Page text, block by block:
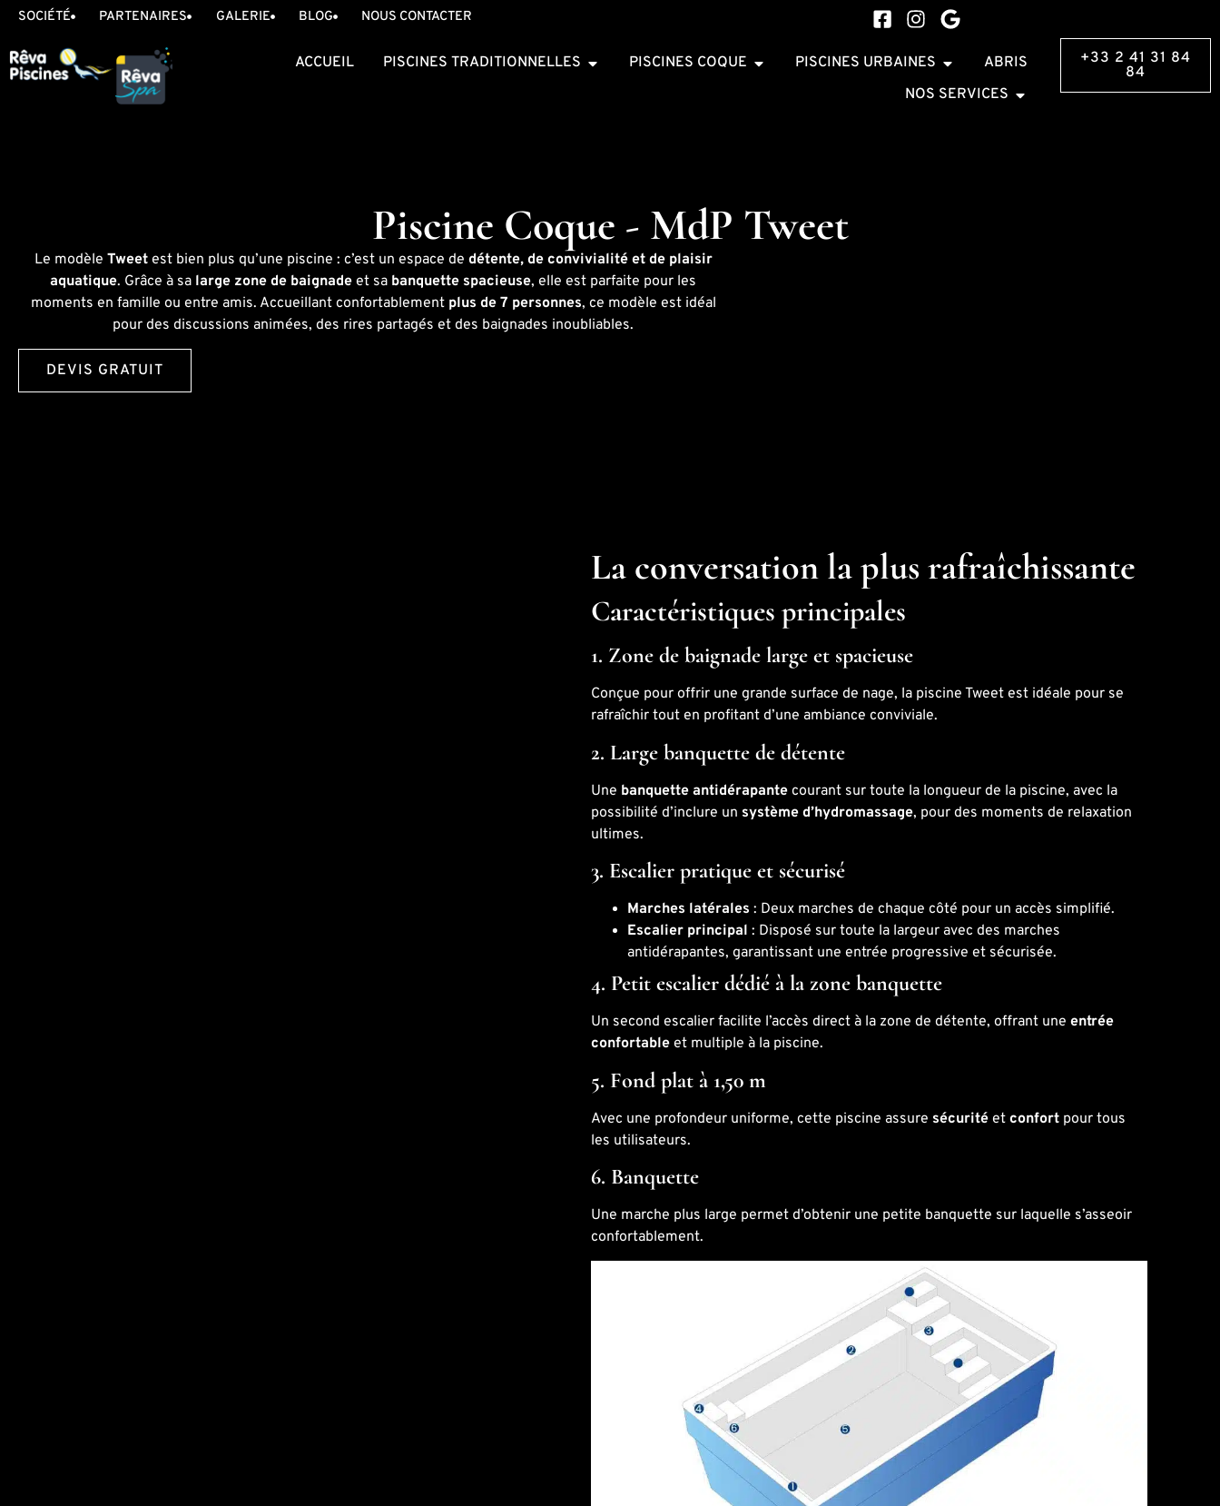
SOCIÉTÉ PARTENAIRES GALERIE BLOG NOUS CONTACTER
ACCUEIL PISCINES TRADITIONNELLES PISCINES COQUE PISCINES URBAINES
ABRIS
NOS SERVICES
+33 2 41 31 84
84
Piscine Coque - MdP Tweet
Le modèle Tweetest bien plus qu’une piscine : c’est un espace de détente, de convivialité et de plaisir
aquatique. Grâce à sa large zone de baignade et sa banquette spacieuse, elle est parfaite pour les
moments en famille ou entre amis. Accueillant confortablement plus de 7 personnes, ce modèle est idéal
pour des discussions animées, des rires partagés et des baignades inoubliables.
DEVIS GRATUIT
La conversation la plus rafraîchissante
Caractéristiques principales
1. Zone de baignade large et spacieuse
Conçue pour offrir une grande surface de nage, la piscine Tweet est idéale pour se
rafraîchir tout en profitant d’une ambiance conviviale.
2. Large banquette de détente
Une banquette antidérapante courant sur toute la longueur de la piscine, avec la
possibilité d’inclure un système d’hydromassage, pour des moments de relaxation
ultimes.
3. Escalier pratique et sécurisé
Marches latérales : Deux marches de chaque côté pour un accès simplifié.
Escalier principal : Disposé sur toute la largeur avec des marches
antidérapantes, garantissant une entrée progressive et sécurisée.
4. Petit escalier dédié à la zone banquette
Un second escalier facilite l’accès direct à la zone de détente, offrant uneentrée
confortable et multiple à la piscine.
5. Fond plat à 1,50 m
Avec une profondeur uniforme, cette piscine assure sécurité etconfort pour tous
les utilisateurs.
6. Banquette
Une marche plus large permet d’obtenir une petite banquette sur laquelle s’asseoir
confortablement.